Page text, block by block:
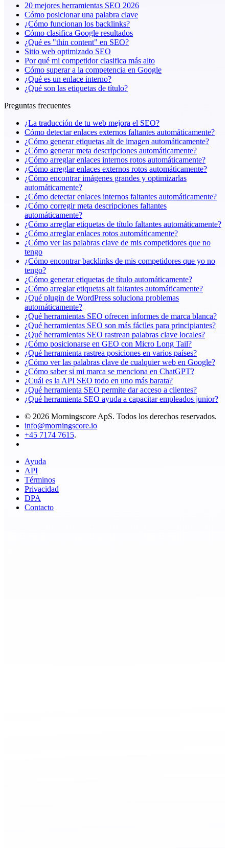
20 mejores herramientas SEO 2026
Cómo posicionar una palabra clave
¿Cómo funcionan los backlinks?
Cómo clasifica Google resultados
¿Qué es "thin content" en SEO?
Sitio web optimizado SEO
Por qué mi competidor clasifica más alto
Cómo superar a la competencia en Google
¿Qué es un enlace interno?
¿Qué son las etiquetas de título?
Preguntas frecuentes
¿La traducción de tu web mejora el SEO?
Cómo detectar enlaces externos faltantes automáticamente?
¿Cómo generar etiquetas alt de imagen automáticamente?
¿Cómo generar meta descripciones automáticamente?
¿Cómo arreglar enlaces internos rotos automáticamente?
¿Cómo arreglar enlaces externos rotos automáticamente?
¿Cómo encontrar imágenes grandes y optimizarlas
automáticamente?
¿Cómo detectar enlaces internos faltantes automáticamente?
¿Cómo corregir meta descripciones faltantes
automáticamente?
¿Cómo arreglar etiquetas de título faltantes automáticamente?
¿Cómo arreglar enlaces rotos automáticamente?
¿Cómo ver las palabras clave de mis competidores que no
tengo
¿Cómo encontrar backlinks de mis competidores que yo no
tengo?
¿Cómo generar etiquetas de título automáticamente?
¿Cómo arreglar etiquetas alt faltantes automáticamente?
¿Qué plugin de WordPress soluciona problemas
automáticamente?
¿Qué herramientas SEO ofrecen informes de marca blanca?
¿Qué herramientas SEO son más fáciles para principiantes?
¿Qué herramientas SEO rastrean palabras clave locales?
¿Cómo posicionarse en GEO con Micro Long Tail?
¿Qué herramienta rastrea posiciones en varios países?
¿Cómo ver las palabras clave de cualquier web en Google?
¿Cómo saber si mi marca se menciona en ChatGPT?
¿Cuál es la API SEO todo en uno más barata?
¿Qué herramienta SEO permite dar acceso a clientes?
¿Qué herramienta SEO ayuda a capacitar empleados junior?
© 2026 Morningscore ApS. Todos los derechos reservados.
info@morningscore.io
+45 7174 7615.
Ayuda
API
Términos
Privacidad
DPA
Contacto